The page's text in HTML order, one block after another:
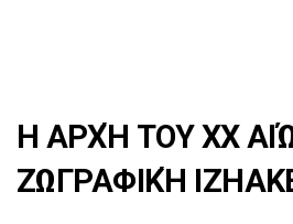
Η ΑΡΧΉ ΤΟΥ ΧΧ
ΖΩΓΡΑΦΙΚΉ